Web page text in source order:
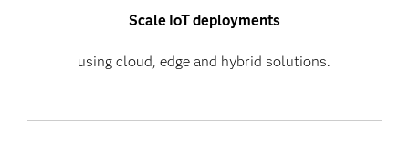
Scale IoT deployments
using cloud, edge and hybrid solutions.